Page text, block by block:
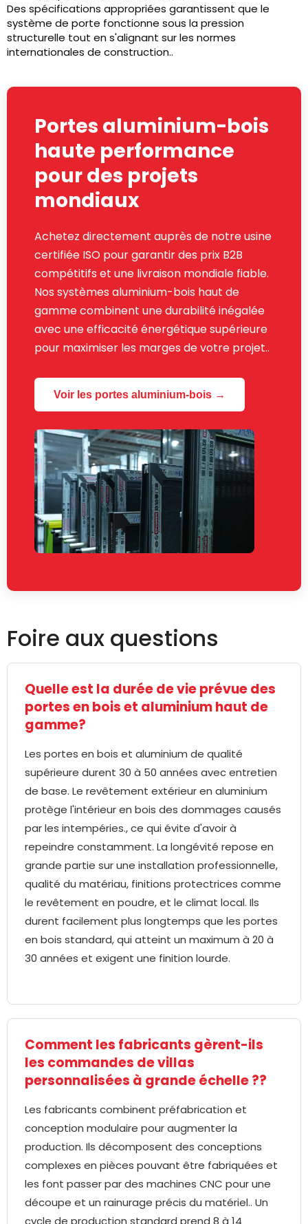
Des spécifications appropriées garantissent que le
système de porte fonctionne sous la pression
structurelle tout en s'alignant sur les normes
internationales de construction..
Portes aluminium-bois
haute performance
pour des projets
mondiaux
Achetez directement auprès de notre usine
certifiée ISO pour garantir des prix B2B
compétitifs et une livraison mondiale fiable.
Nos systèmes aluminium-bois haut de
gamme combinent une durabilité inégalée
avec une efficacité énergétique supérieure
pour maximiser les marges de votre projet..
Voir les portes aluminium-bois →
Foire aux questions
Quelle est la durée de vie prévue des
portes en bois et aluminium haut de
gamme?
Les portes en bois et aluminium de qualité
supérieure durent 30 à 50 années avec entretien
de base. Le revêtement extérieur en aluminium
protège l'intérieur en bois des dommages causés
par les intempéries., ce qui évite d'avoir à
repeindre constamment. La longévité repose en
grande partie sur une installation professionnelle,
qualité du matériau, finitions protectrices comme
le revêtement en poudre, et le climat local. Ils
durent facilement plus longtemps que les portes
en bois standard, qui atteint un maximum à 20 à
30 années et exigent une finition lourde.
Comment les fabricants gèrent-ils
les commandes de villas
personnalisées à grande échelle ??
Les fabricants combinent préfabrication et
conception modulaire pour augmenter la
production. Ils décomposent des conceptions
complexes en pièces pouvant être fabriquées et
les font passer par des machines CNC pour une
découpe et un rainurage précis du matériel.. Un
cycle de production standard prend 8 à 14